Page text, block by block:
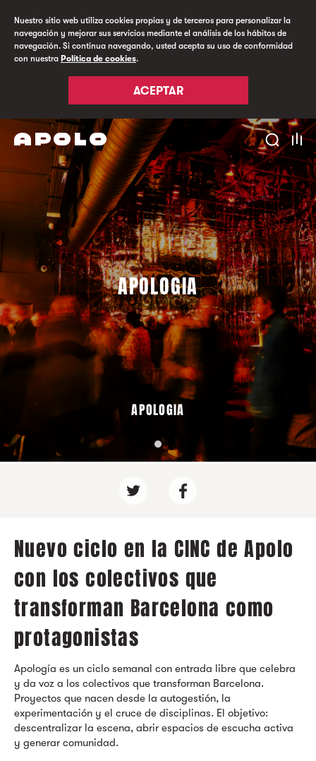
Nuestro sitio web utiliza cookies propias y de terceros para personalizar la
navegación y mejorar sus servicios mediante el análisis de los hábitos de
navegación. Si continua navegando, usted acepta su uso de conformidad
con nuestra Política de cookies.
ACEPTAR
APOLOGIA
APOLOGIA
Nuevo ciclo en la CINC de Apolo
con los colectivos que
transforman Barcelona como
protagonistas
Apología es un ciclo semanal con entrada libre que celebra
y da voz a los colectivos que transforman Barcelona.
Proyectos que nacen desde la autogestión, la
experimentación y el cruce de disciplinas. El objetivo:
descentralizar la escena, abrir espacios de escucha activa
y generar comunidad.